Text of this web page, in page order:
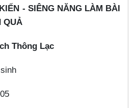
- SIÊNG NĂNG LÀM BÀI
QUẢ
Thông Lạc